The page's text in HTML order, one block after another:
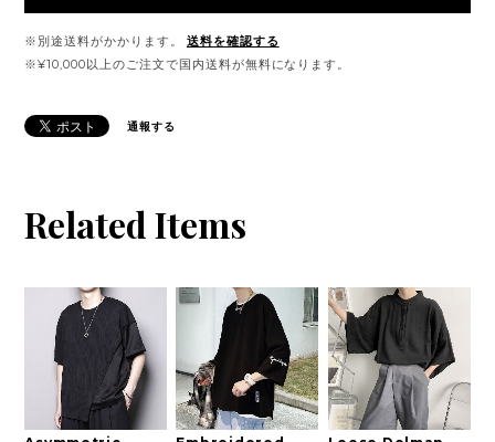
※別途送料がかかります。
送料を確認する
※¥10,000以上のご注文で国内送料が無料になります。
通報する
Related Items